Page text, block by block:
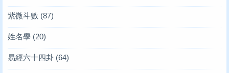
紫微斗數 (87)
姓名學 (20)
易經六十四卦 (64)